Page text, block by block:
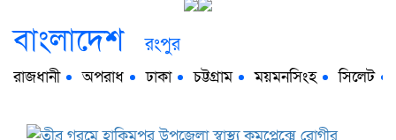
বাংলাদেশ রংপুর
রাজধানী অপরাধ ঢাকা চট্টগ্রাম ময়মনসিংহ সিলেট